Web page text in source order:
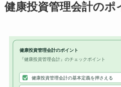
健康投資管理会計のポ
健康投資管理会計のポイント
『健康投資管理会計』のチェックポイント
健康投資管理会計の基本定義を押さえる